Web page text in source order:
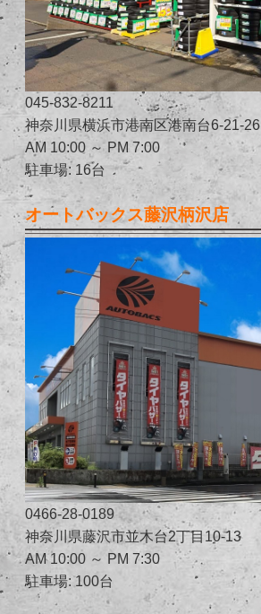
045-832-8211
神奈川県横浜市港南区港南台6-21-26
AM 10:00 ～ PM 7:00
駐車場: 16台
オートバックス藤沢柄沢店
0466-28-0189
神奈川県藤沢市並木台2丁目10-13
AM 10:00 ～ PM 7:30
駐車場: 100台